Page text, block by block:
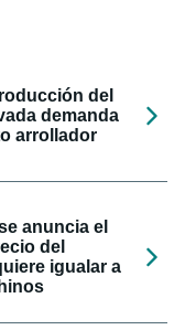
del
demanda
arrollador
anuncia el
del
igualar a